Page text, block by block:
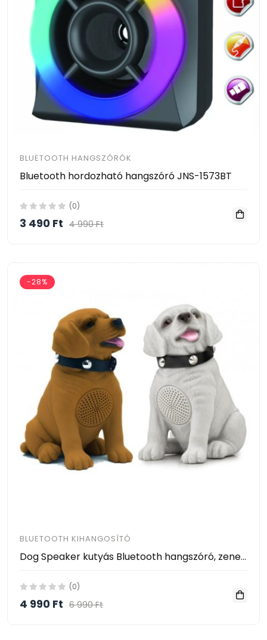
BLUETOOTH HANGSZÓRÓK
Bluetooth hordozható hangszóró JNS-1573BT
(0)
3 490 Ft 4 990 Ft
-28%
BLUETOOTH KIHANGOSÍTÓ
Dog Speaker kutyás Bluetooth hangszóró, zenelejátszó és FM rádió
(0)
4 990 Ft 6 990 Ft